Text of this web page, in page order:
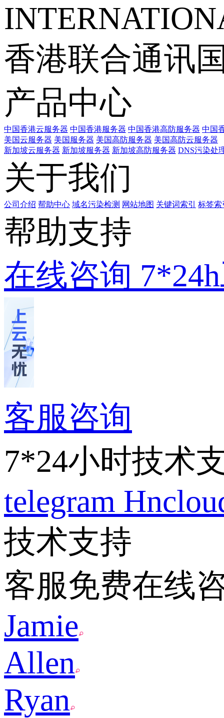
香港联合通讯
产品中心
中国香港云服务器 中国香港服务器 中国香港高防服务器 中国
美国云服务器 美国服务器 美国高防服务器 美国高防云服务器
新加坡云服务器 新加坡服务器 新加坡高防服务器 DNS污染处
关于我们
公司介绍 帮助中心 域名污染检测 网站地图 关键词索引 标签索
帮助支持
在线咨询
客服咨询
7*24小时技术
telegram
技术支持
客服免费在线
Jamie
Allen
Ryan